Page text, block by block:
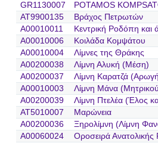
GR1130007
POTAMOS
AT9900135
Βράχος Πετρωτών
A00010011
Κεντρική Ροδόπη και
A00010006
Κοιλάδα Κομψάτου
A00010004
Λίμνες της Θράκης
A00200038
Λίμνη Αλυκή (Μέση)
A00200037
Λίμνη Καρατζά
A00010003
Λίμνη Μάνα
A00200039
Λίμνη Πτελέα (Έλος
AT5010007
Μαρώνεια
A00200036
Ξηρολίμνη (Λίμνη
A00060024
Οροσειρά